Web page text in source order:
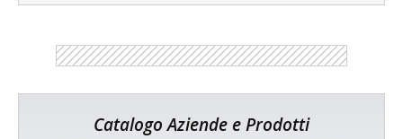
Catalogo Aziende e Prodotti